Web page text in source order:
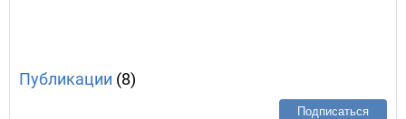
Публикации (8)
Подписаться